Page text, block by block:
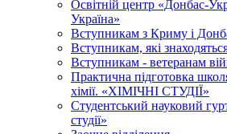
Освітній центр «Донбас-
Україна»
Вступникам з Криму і
Вступникам, які
Вступникам - ветеранам
Практична підготовка
хімії. «ХІМІЧНІ СТУДІЇ»
Студентський науковий
студії»